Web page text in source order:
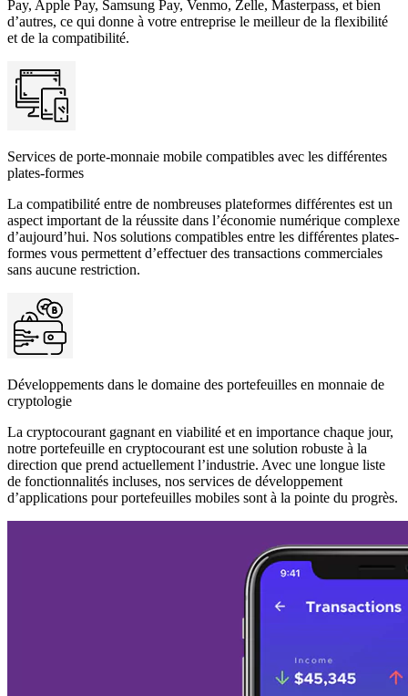
Pay, Apple Pay, Samsung Pay, Venmo, Zelle, Masterpass, et bien
d’autres, ce qui donne à votre entreprise le meilleur de la flexibilité
et de la compatibilité.
Services de porte-monnaie mobile compatibles avec les différentes
plates-formes
La compatibilité entre de nombreuses plateformes différentes est un
aspect important de la réussite dans l’économie numérique complexe
d’aujourd’hui. Nos solutions compatibles entre les différentes plates-
formes vous permettent d’effectuer des transactions commerciales
sans aucune restriction.
Développements dans le domaine des portefeuilles en monnaie de
cryptologie
La cryptocourant gagnant en viabilité et en importance chaque jour,
notre portefeuille en cryptocourant est une solution robuste à la
direction que prend actuellement l’industrie. Avec une longue liste
de fonctionnalités incluses, nos services de développement
d’applications pour portefeuilles mobiles sont à la pointe du progrès.